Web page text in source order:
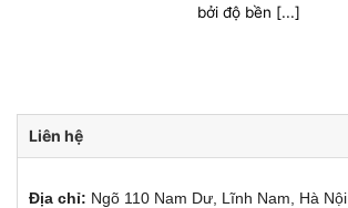
bởi độ bền [...]
Liên hệ
Địa chỉ: Ngõ 110 Nam Dư, Lĩnh Nam, Hà Nội